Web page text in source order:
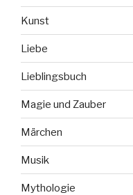
Kunst
Liebe
Lieblingsbuch
Magie und Zauber
Märchen
Musik
Mythologie